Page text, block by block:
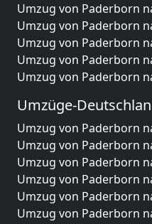
Umzug von Paderborn
Umzug von Paderborn
Umzug von Paderborn
Umzug von Paderborn
Umzug von Paderborn
Umzüge-
Umzug von Paderborn
Umzug von Paderborn
Umzug von Paderborn
Umzug von Paderborn
Umzug von Paderborn
Umzug von Paderborn